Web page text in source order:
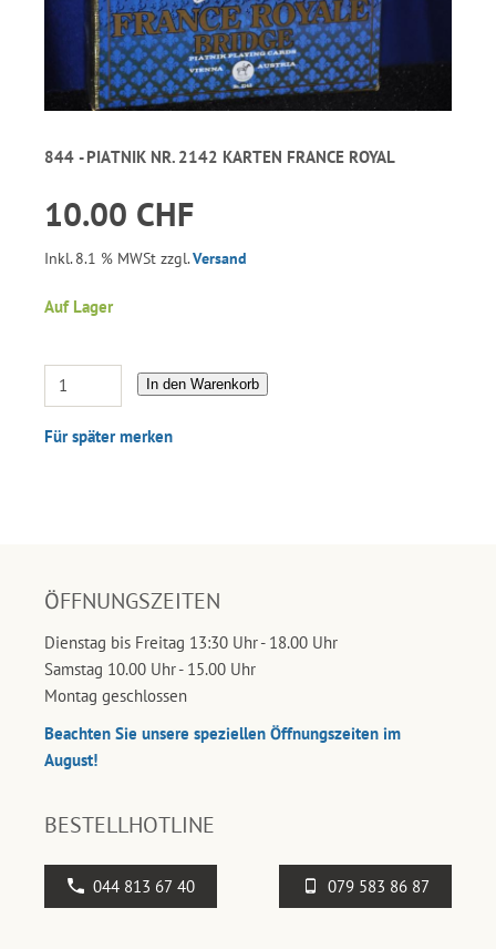
844 - PIATNIK NR. 2142 KARTEN FRANCE ROYAL
10.00 CHF
Inkl. 8.1 % MWSt zzgl.Versand
Auf Lager
In den Warenkorb
Für später merken
ÖFFNUNGSZEITEN
Dienstag bis Freitag 13:30 Uhr - 18.00 Uhr
Samstag 10.00 Uhr - 15.00 Uhr
Montag geschlossen
Beachten Sie unsere speziellen Öffnungszeiten im
August!
BESTELLHOTLINE
044 813 67 40 079 583 86 87